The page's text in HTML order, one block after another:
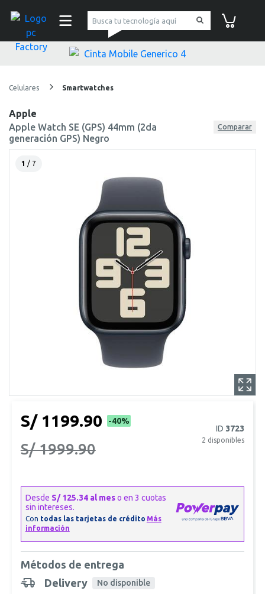
pc Factory
Celulares Smartwatches
Apple
Apple Watch SE (GPS) 44mm (2da
generación GPS) Negro
Comparar
1 / 7
S/ 1199.90 -40%
S/ 1999.90
ID 3723
2 disponibles
Métodos de entrega
Delivery
No disponible